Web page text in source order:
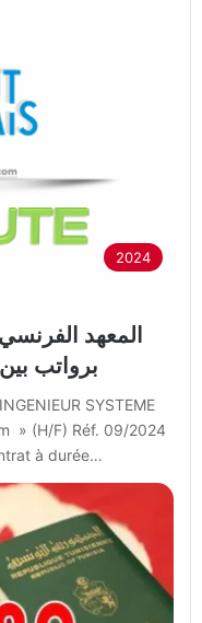
2024
المعهد
برواتب بين 3.500 و 5.600 دينار شهريا
SYSTEME
» (H/F) Réf. 09/2024
à durée…